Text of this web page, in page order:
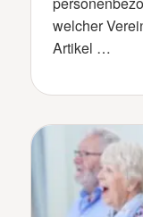
welcher
Artikel …